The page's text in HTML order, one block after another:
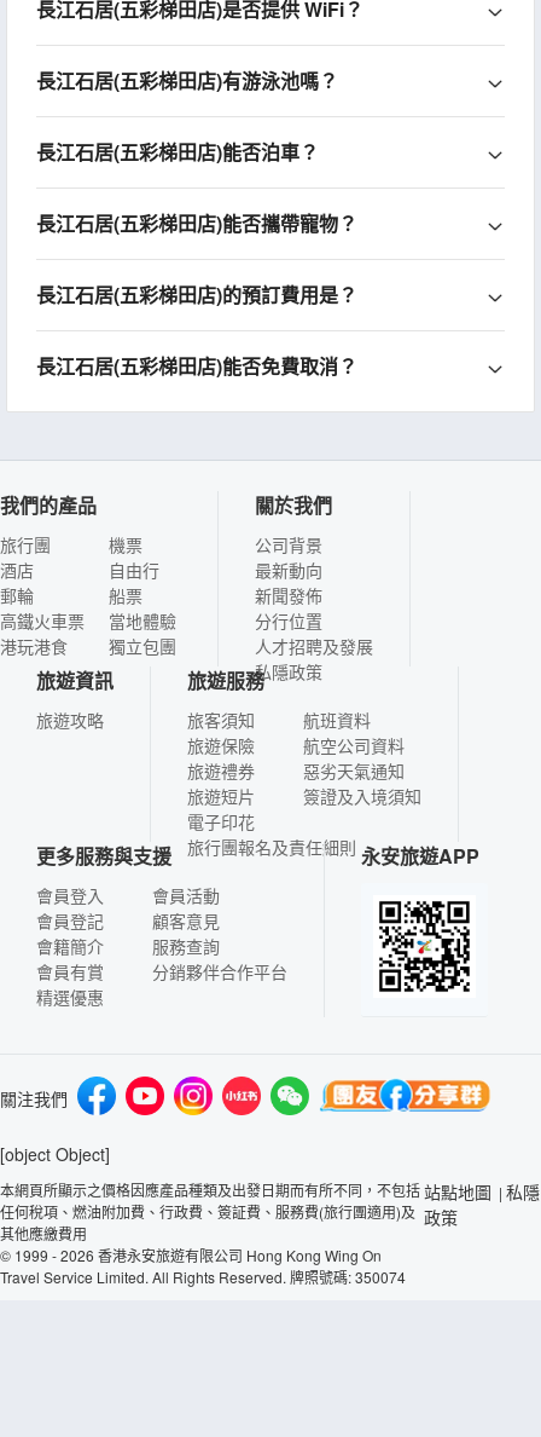
長江石居(五彩梯田店)是否提供 WiFi？
長江石居(五彩梯田店)有游泳池嗎？
長江石居(五彩梯田店)能否泊車？
長江石居(五彩梯田店)能否攜帶寵物？
長江石居(五彩梯田店)的預訂費用是？
長江石居(五彩梯田店)能否免費取消？
我們的產品
旅行團
酒店
郵輪
高鐵火車票
港玩港食
機票
自由行
船票
當地體驗
獨立包團
關於我們
公司背景
最新動向
新聞發佈
分行位置
人才招聘及發展
私隱政策
旅遊資訊
旅遊攻略
旅遊服務
旅客須知
旅遊保險
旅遊禮券
旅遊短片
電子印花
航班資料
航空公司資料
惡劣天氣通知
簽證及入境須知
旅行團報名及責任細則
更多服務與支援
會員登入
會員登記
會籍簡介
會員有賞
精選優惠
會員活動
顧客意見
服務查詢
分銷夥伴合作平台
永安旅遊APP
關注我們
[object Object]
本網頁所顯示之價格因應產品種類及出發日期而有所不同，不包括
任何稅項、燃油附加費、行政費、簽証費、服務費(旅行團適用)及
其他應繳費用
© 1999 - 2026 香港永安旅遊有限公司 Hong Kong Wing On
Travel Service Limited. All Rights Reserved. 牌照號碼: 350074
站點地圖 | 私隱
政策